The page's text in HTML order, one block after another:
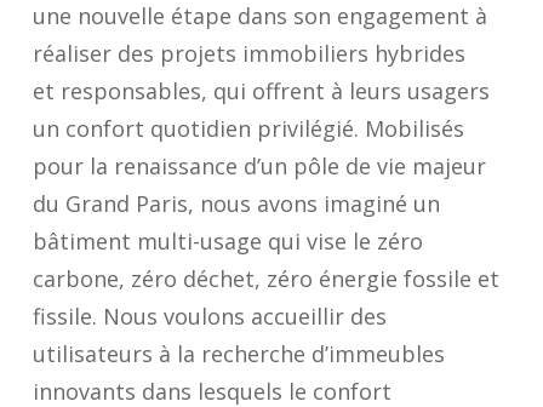
une nouvelle étape dans son engagement à
réaliser des projets immobiliers hybrides
et responsables, qui offrent à leurs usagers
un confort quotidien privilégié. Mobilisés
pour la renaissance d’un pôle de vie majeur
du Grand Paris, nous avons imaginé un
bâtiment multi-usage qui vise le zéro
carbone, zéro déchet, zéro énergie fossile et
fissile. Nous voulons accueillir des
utilisateurs à la recherche d’immeubles
innovants dans lesquels le confort